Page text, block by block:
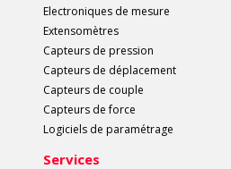
Electroniques de mesure
Extensomètres
Capteurs de pression
Capteurs de déplacement
Capteurs de couple
Capteurs de force
Logiciels de paramétrage
Services